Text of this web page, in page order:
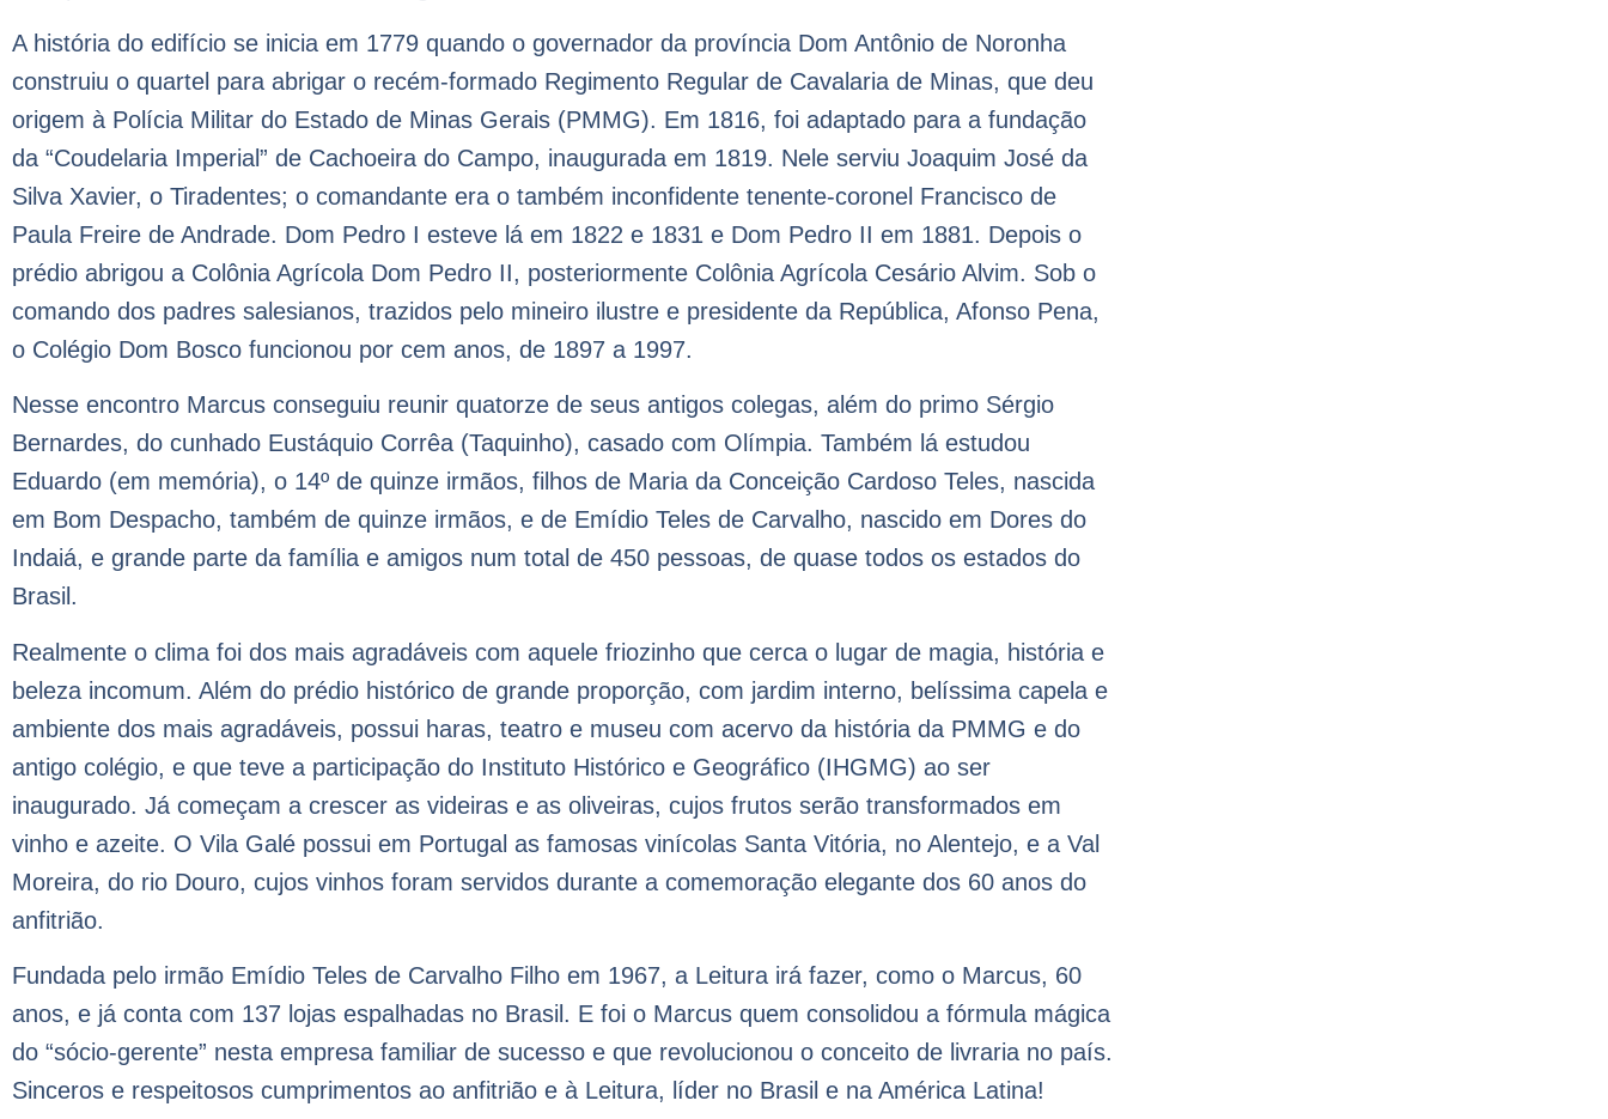
A história do edifício se inicia em 1779 quando o governador da província Dom Antônio de Noronha
construiu o quartel para abrigar o recém-formado Regimento Regular de Cavalaria de Minas, que deu
origem à Polícia Militar do Estado de Minas Gerais (PMMG). Em 1816, foi adaptado para a fundação
da “Coudelaria Imperial” de Cachoeira do Campo, inaugurada em 1819. Nele serviu Joaquim José da
Silva Xavier, o Tiradentes; o comandante era o também inconfidente tenente-coronel Francisco de
Paula Freire de Andrade. Dom Pedro I esteve lá em 1822 e 1831 e Dom Pedro II em 1881. Depois o
prédio abrigou a Colônia Agrícola Dom Pedro II, posteriormente Colônia Agrícola Cesário Alvim. Sob o
comando dos padres salesianos, trazidos pelo mineiro ilustre e presidente da República, Afonso Pena,
o Colégio Dom Bosco funcionou por cem anos, de 1897 a 1997.
Nesse encontro Marcus conseguiu reunir quatorze de seus antigos colegas, além do primo Sérgio
Bernardes, do cunhado Eustáquio Corrêa (Taquinho), casado com Olímpia. Também lá estudou
Eduardo (em memória), o 14º de quinze irmãos, filhos de Maria da Conceição Cardoso Teles, nascida
em Bom Despacho, também de quinze irmãos, e de Emídio Teles de Carvalho, nascido em Dores do
Indaiá, e grande parte da família e amigos num total de 450 pessoas, de quase todos os estados do
Brasil.
Realmente o clima foi dos mais agradáveis com aquele friozinho que cerca o lugar de magia, história e
beleza incomum. Além do prédio histórico de grande proporção, com jardim interno, belíssima capela e
ambiente dos mais agradáveis, possui haras, teatro e museu com acervo da história da PMMG e do
antigo colégio, e que teve a participação do Instituto Histórico e Geográfico (IHGMG) ao ser
inaugurado. Já começam a crescer as videiras e as oliveiras, cujos frutos serão transformados em
vinho e azeite. O Vila Galé possui em Portugal as famosas vinícolas Santa Vitória, no Alentejo, e a Val
Moreira, do rio Douro, cujos vinhos foram servidos durante a comemoração elegante dos 60 anos do
anfitrião.
Fundada pelo irmão Emídio Teles de Carvalho Filho em 1967, a Leitura irá fazer, como o Marcus, 60
anos, e já conta com 137 lojas espalhadas no Brasil. E foi o Marcus quem consolidou a fórmula mágica
do “sócio-gerente” nesta empresa familiar de sucesso e que revolucionou o conceito de livraria no país.
Sinceros e respeitosos cumprimentos ao anfitrião e à Leitura, líder no Brasil e na América Latina!